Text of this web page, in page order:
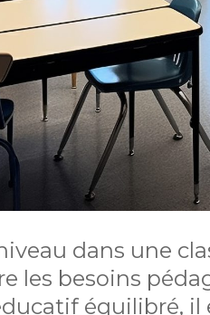
dans une
les besoins
équilibré, il